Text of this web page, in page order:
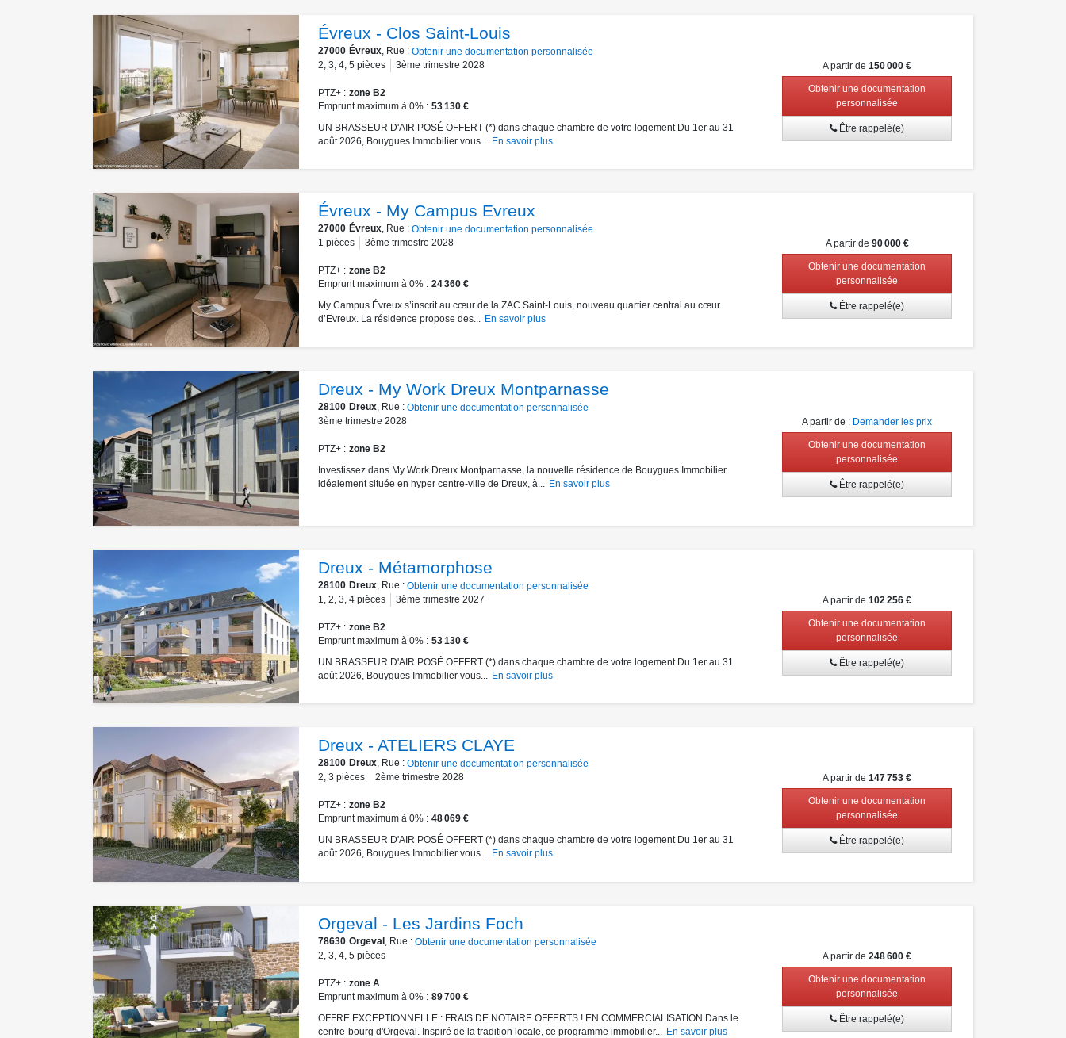
Évreux - Clos Saint-Louis
27000 Évreux, Rue : Obtenir une documentation personnalisée
2 3 4, 5 pièces 3ème trimestre 2028
PTZ+
zone B2
Emprunt maximum à 0%
53 130 €
UN BRASSEUR D'AIR POSÉ OFFERT (*) dans chaque chambre de votre logement Du 1er au 31
août 2026, Bouygues Immobilier vous...
En savoir plus
A partir de150 000 €
Obtenir une documentation
personnalisée
Être rappelé(e)
Évreux - My Campus Evreux
27000 Évreux, Rue : Obtenir une documentation personnalisée
1 pièces 3ème trimestre 2028
PTZ+
zone B2
Emprunt maximum à 0%
24 360 €
My Campus Évreux s’inscrit au cœur de la ZAC Saint-Louis, nouveau quartier central au cœur
d’Evreux. La résidence propose des... En savoir plus
A partir de 90 000 €
Obtenir une documentation
personnalisée
Être rappelé(e)
Dreux - My Work Dreux Montparnasse
28100 Dreux, Rue : Obtenir une documentation personnalisée
3ème trimestre 2028
PTZ+
zone B2
Investissez dans My Work Dreux Montparnasse, la nouvelle résidence de Bouygues Immobilier
idéalement située en hyper centre-ville de Dreux, à... En savoir plus
A partir de : Demander les prix
Obtenir une documentation
personnalisée
Être rappelé(e)
Dreux - Métamorphose
28100 Dreux, Rue : Obtenir une documentation personnalisée
1
2 3 4 pièces 3ème trimestre 2027
PTZ+
zone B2
Emprunt maximum à 0%
53 130 €
UN BRASSEUR D'AIR POSÉ OFFERT (*) dans chaque chambre de votre logement Du 1er au 31
août 2026, Bouygues Immobilier vous...
En savoir plus
A partir de102 256 €
Obtenir une documentation
personnalisée
Être rappelé(e)
Dreux - ATELIERS CLAYE
28100 Dreux, Rue : Obtenir une documentation personnalisée
2, 3 pièces 2ème trimestre 2028
PTZ+
zone B2
Emprunt maximum à 0%
48 069 €
UN BRASSEUR D'AIR POSÉ OFFERT (*) dans chaque chambre de votre logement Du 1er au 31
août 2026, Bouygues Immobilier vous... En savoir plus
A partir de147 753 €
Obtenir une documentation
personnalisée
Être rappelé(e)
Orgeval - Les Jardins Foch
78630 Orgeval, Rue : Obtenir une documentation personnalisée
2 3 4, 5 pièces
PTZ+
zone A
Emprunt maximum à 0%
89 700 €
OFFRE EXCEPTIONNELLE : FRAIS DE NOTAIRE OFFERTS ! EN COMMERCIALISATION Dans le
centre-bourg d'Orgeval. Inspiré de la tradition locale, ce programme immobilier...
En savoir plus
A partir de248 600 €
Obtenir une documentation
personnalisée
Être rappelé(e)